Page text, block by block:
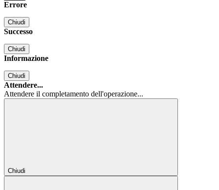
Errore
Chiudi
Successo
Chiudi
Informazione
Chiudi
Attendere...
Attendere il completamento dell'operazione...
Chiudi